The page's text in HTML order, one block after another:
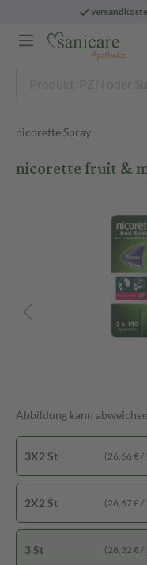
ab 29 € und für E-
nicorette Spray
nicorette fruit &
Abbildung kann abweichen
3X2 St (26,66 € /
2X2 St (26,67 € /
3 St (28,32 € /